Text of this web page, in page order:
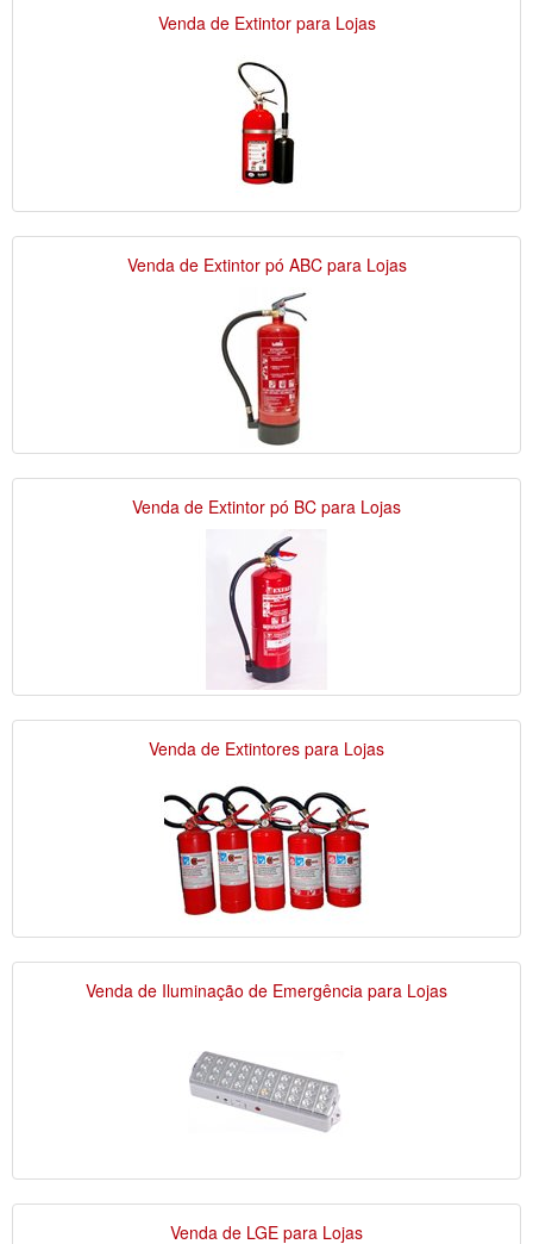
Venda de Extintor para Lojas
Venda de Extintor pó ABC para Lojas
Venda de Extintor pó BC para Lojas
Venda de Extintores para Lojas
Venda de Iluminação de Emergência para Lojas
Venda de LGE para Lojas